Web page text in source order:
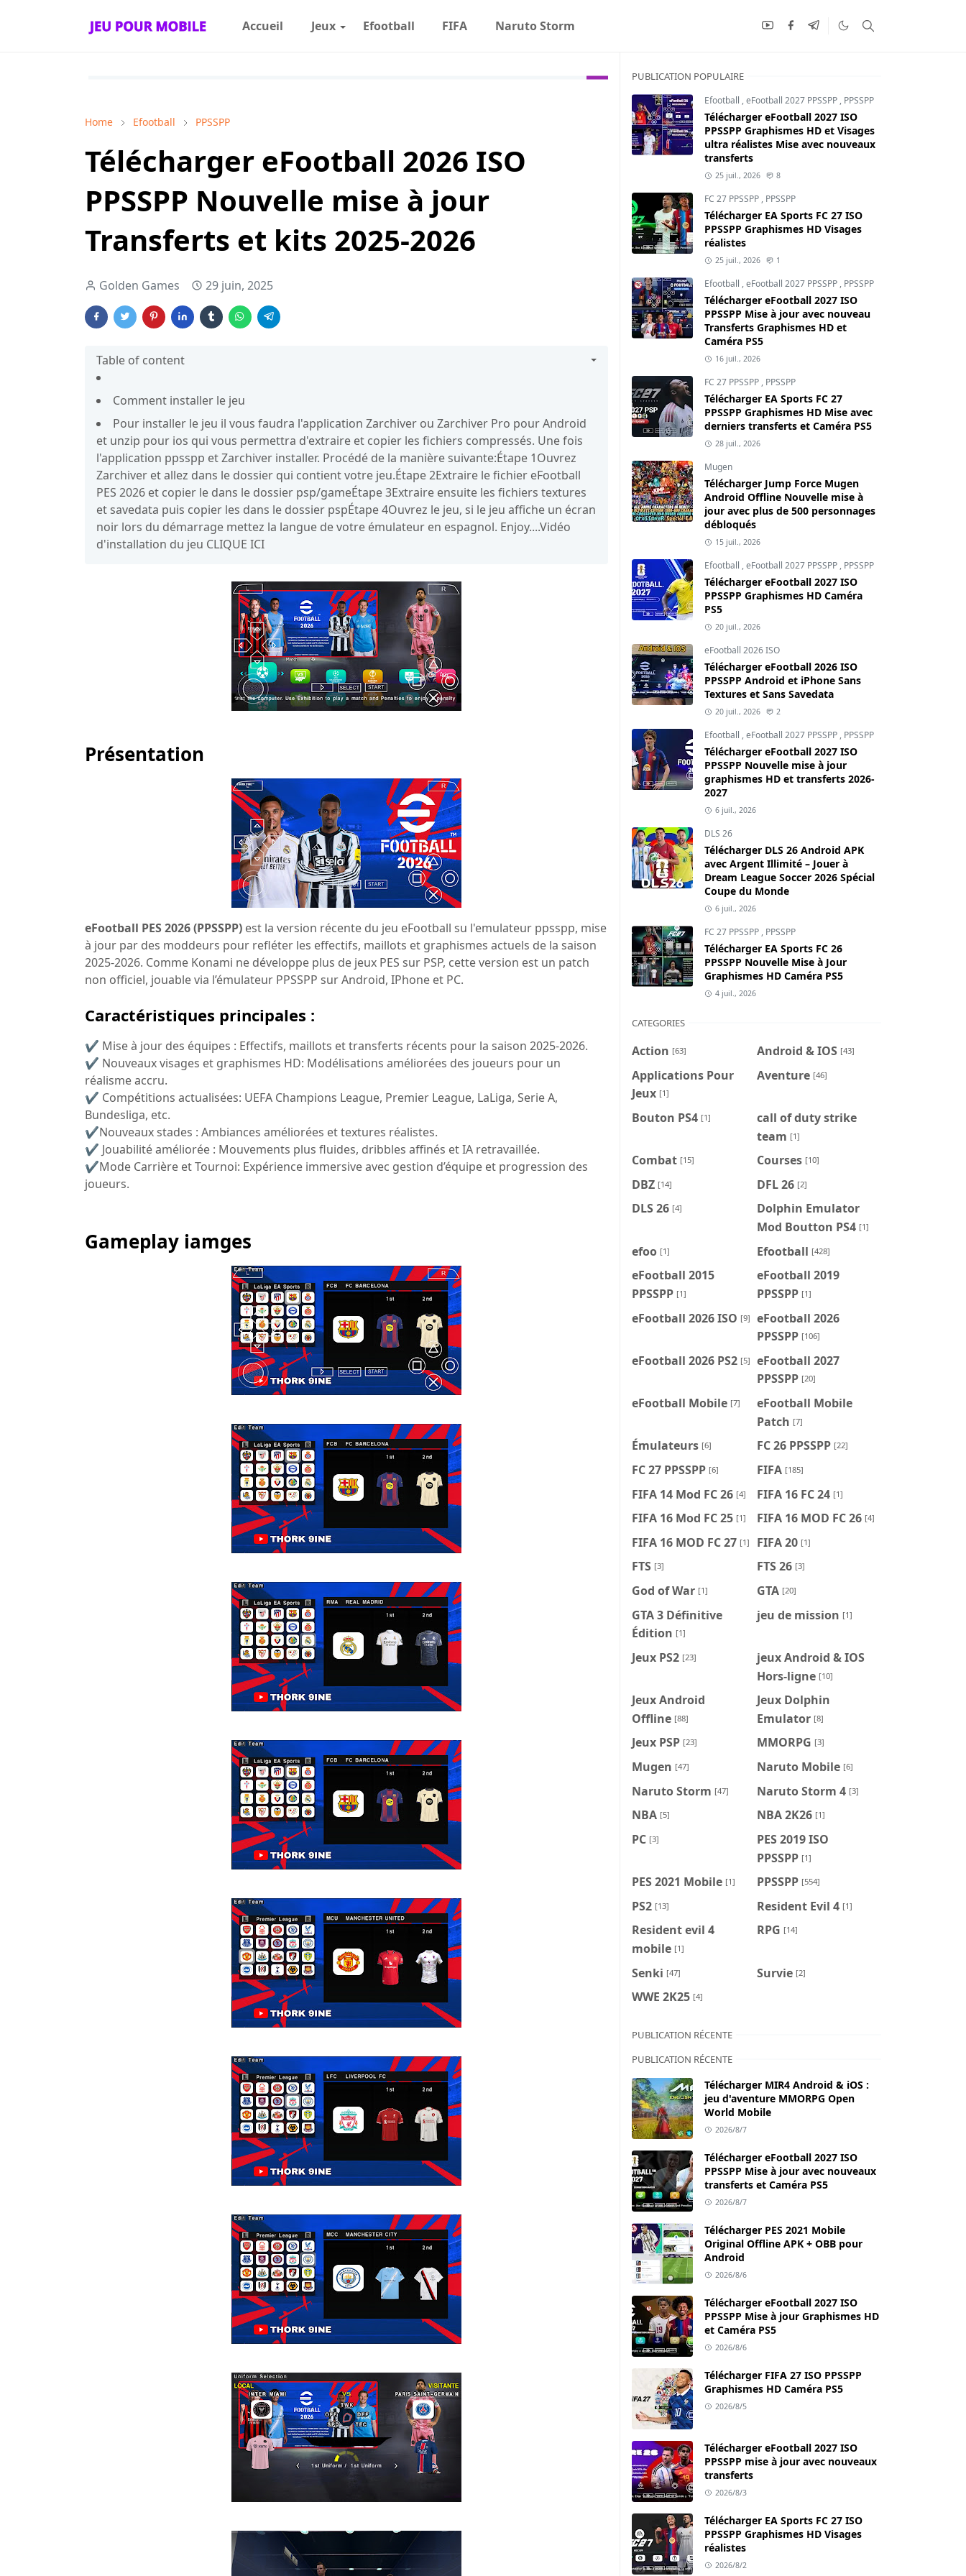
Accueil Jeux Efootball FIFA Naruto Storm
Home Efootball PPSSPP
Télécharger eFootball 2026 ISO
PPSSPP Nouvelle mise à jour
Transferts et kits 2025-2026
Golden Games 29 juin, 2025
Table of content
Comment installer le jeu
Pour installer le jeu il vous faudra l'application Zarchiver ou Zarchiver Pro pour Android
et unzip pour ios qui vous permettra d'extraire et copier les fichiers compressés. Une fois
l'application ppsspp et Zarchiver installer. Procédé de la manière suivante:Étape 1Ouvrez
Zarchiver et allez dans le dossier qui contient votre jeu.Étape 2Extraire le fichier eFootball
PES 2026 et copier le dans le dossier psp/gameÉtape 3Extraire ensuite les fichiers textures
et savedata puis copier les dans le dossier pspÉtape 4Ouvrez le jeu, si le jeu affiche un écran
noir lors du démarrage mettez la langue de votre émulateur en espagnol. Enjoy....Vidéo
d'installation du jeu CLIQUE ICI
Présentation
eFootball PES 2026 (PPSSPP) est la version récente du jeu eFootball su l'emulateur ppsspp, mise
à jour par des moddeurs pour refléter les effectifs, maillots et graphismes actuels de la saison
2025-2026. Comme Konami ne développe plus de jeux PES sur PSP, cette version est un patch
non officiel, jouable via l’émulateur PPSSPP sur Android, IPhone et PC.
Caractéristiques principales :
✔ Mise à jour des équipes : Effectifs, maillots et transferts récents pour la saison 2025-2026.
✔ Nouveaux visages et graphismes HD: Modélisations améliorées des joueurs pour un
réalisme accru.
✔ Compétitions actualisées: UEFA Champions League, Premier League, LaLiga, Serie A,
Bundesliga, etc.
✔Nouveaux stades : Ambiances améliorées et textures réalistes.
✔ Jouabilité améliorée : Mouvements plus fluides, dribbles affinés et IA retravaillée.
✔Mode Carrière et Tournoi: Expérience immersive avec gestion d’équipe et progression des
joueurs.
Gameplay iamges
PUBLICATION POPULAIRE
Efootball ,eFootball 2027 PPSSPP , PPSSPP
Télécharger eFootball 2027 ISO
PPSSPP Graphismes HD et Visages
ultra réalistes Mise avec nouveaux
transferts
25 juil., 2026 8
FC 27 PPSSPP , PPSSPP
Télécharger EA Sports FC 27 ISO
PPSSPP Graphismes HD Visages
réalistes
25 juil., 2026 1
Efootball ,eFootball 2027 PPSSPP , PPSSPP
Télécharger eFootball 2027 ISO
PPSSPP Mise à jour avec nouveau
Transferts Graphismes HD et
Caméra PS5
16 juil., 2026
FC 27 PPSSPP , PPSSPP
Télécharger EA Sports FC 27
PPSSPP Graphismes HD Mise avec
derniers transferts et Caméra PS5
28 juil., 2026
Mugen
Télécharger Jump Force Mugen
Android Offline Nouvelle mise à
jour avec plus de 500 personnages
débloqués
15 juil., 2026
Efootball ,eFootball 2027 PPSSPP , PPSSPP
Télécharger eFootball 2027 ISO
PPSSPP Graphismes HD Caméra
PS5
20 juil., 2026
eFootball 2026 ISO
Télécharger eFootball 2026 ISO
PPSSPP Android et iPhone Sans
Textures et Sans Savedata
20 juil., 2026 2
Efootball ,eFootball 2027 PPSSPP , PPSSPP
Télécharger eFootball 2027 ISO
PPSSPP Nouvelle mise à jour
graphismes HD et transferts 2026-
2027
6 juil., 2026
DLS 26
Télécharger DLS 26 Android APK
avec Argent Illimité – Jouer à
Dream League Soccer 2026 Spécial
Coupe du Monde
6 juil., 2026
FC 27 PPSSPP , PPSSPP
Télécharger EA Sports FC 26
PPSSPP Nouvelle Mise à Jour
Graphismes HD Caméra PS5
4 juil., 2026
CATEGORIES
Action [63] Android & IOS [43]
Applications Pour
Jeux [1]
Aventure [46]
Bouton PS4 [1]
call of duty strike
team [1]
Combat [15] Courses [10]
DBZ [14] DFL 26 [2]
DLS 26 [4]
Dolphin Emulator
Mod Boutton PS4 [1]
efoo [1] Efootball [428]
eFootball 2015
PPSSPP [1]
eFootball 2019
PPSSPP [1]
eFootball 2026 ISO [9]
eFootball 2026
PPSSPP [106]
eFootball 2026 PS2 [5]
eFootball 2027
PPSSPP [20]
eFootball Mobile [7]
eFootball Mobile
Patch [7]
Émulateurs [6] FC 26 PPSSPP [22]
FC 27 PPSSPP [6] FIFA [185]
FIFA 14 Mod FC 26 [4] FIFA 16 FC 24 [1]
FIFA 16 Mod FC 25 [1] FIFA 16 MOD FC 26 [4]
FIFA 16 MOD FC 27 [1] FIFA 20 [1]
FTS [3] FTS 26 [3]
God of War [1] GTA [20]
GTA 3 Définitive
Édition [1]
jeu de mission [1]
Jeux PS2 [23]
jeux Android & IOS
Hors-ligne [10]
Jeux Android
Offline [88]
Jeux Dolphin
Emulator [8]
Jeux PSP [23] MMORPG [3]
Mugen [47] Naruto Mobile [6]
Naruto Storm [47] Naruto Storm 4 [3]
NBA [5] NBA 2K26 [1]
PC [3]
PES 2019 ISO
PPSSPP [1]
PES 2021 Mobile [1] PPSSPP [554]
PS2 [13] Resident Evil 4 [1]
Resident evil 4
mobile [1]
RPG [14]
Senki [47] Survie [2]
WWE 2K25 [4]
PUBLICATION RÉCENTE
PUBLICATION RÉCENTE
Télécharger MIR4 Android & iOS :
jeu d'aventure MMORPG Open
World Mobile
2026/8/7
Télécharger eFootball 2027 ISO
PPSSPP Mise à jour avec nouveaux
transferts et Caméra PS5
2026/8/7
Télécharger PES 2021 Mobile
Original Offline APK + OBB pour
Android
2026/8/6
Télécharger eFootball 2027 ISO
PPSSPP Mise à jour Graphismes HD
et Caméra PS5
2026/8/6
Télécharger FIFA 27 ISO PPSSPP
Graphismes HD Caméra PS5
2026/8/5
Télécharger eFootball 2027 ISO
PPSSPP mise à jour avec nouveaux
transferts
2026/8/3
Télécharger EA Sports FC 27 ISO
PPSSPP Graphismes HD Visages
réalistes
2026/8/2